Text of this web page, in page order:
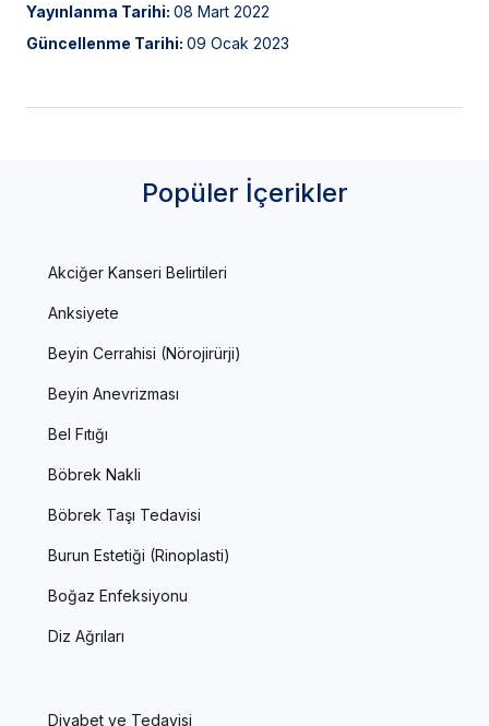
Yayınlanma Tarihi: 08 Mart 2022
Güncellenme Tarihi: 09 Ocak 2023
Popüler İçerikler
Akciğer Kanseri Belirtileri
Anksiyete
Beyin Cerrahisi (Nörojirürji)
Beyin Anevrizması
Bel Fıtığı
Böbrek Nakli
Böbrek Taşı Tedavisi
Burun Estetiği (Rinoplasti)
Boğaz Enfeksiyonu
Diz Ağrıları
Diyabet ve Tedavisi